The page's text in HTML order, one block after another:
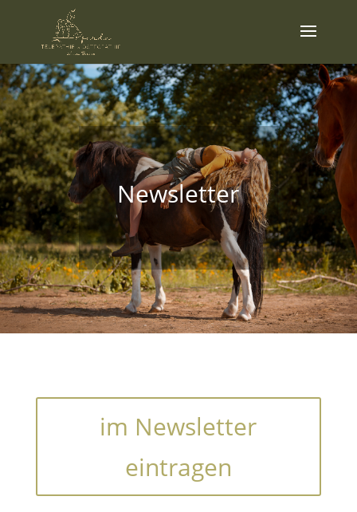
Newsletter
im Newsletter
eintragen